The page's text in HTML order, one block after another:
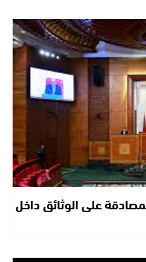
على الوثائق داخل